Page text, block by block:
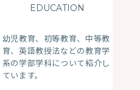
EDUCATION
幼児教育、初等教育、中等教
育、英語教授法などの教育学
系の学部学科について紹介し
ています。